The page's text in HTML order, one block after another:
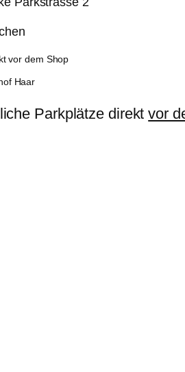
vor dem Shop
Haar
Parkplätze direktvor